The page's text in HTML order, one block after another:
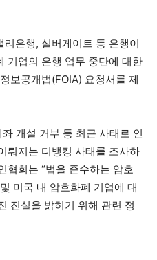
은행, 실버게이트 등 은행이
기업의 은행 업무 중단에 대한
보공개법(FOIA) 요청서를 제
개설 거부 등 최근 사태로 인
뤄지는 디뱅킹 사태를 조사하
협회는 “법을 준수하는 암호
미국 내 암호화폐 기업에 대
진실을 밝히기 위해 관련 정